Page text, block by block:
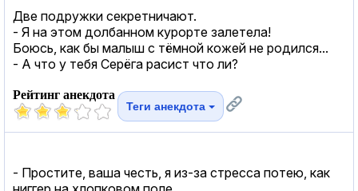
Две подружки секретничают.
- Я на этом долбанном курорте залетела!
Боюсь, как бы малыш с тёмной кожей не родился...
- А что у тебя Серёга расист что ли?
Рейтинг анекдота
Теги анекдота
- Простите, ваша честь, я из-за стресса потею, как